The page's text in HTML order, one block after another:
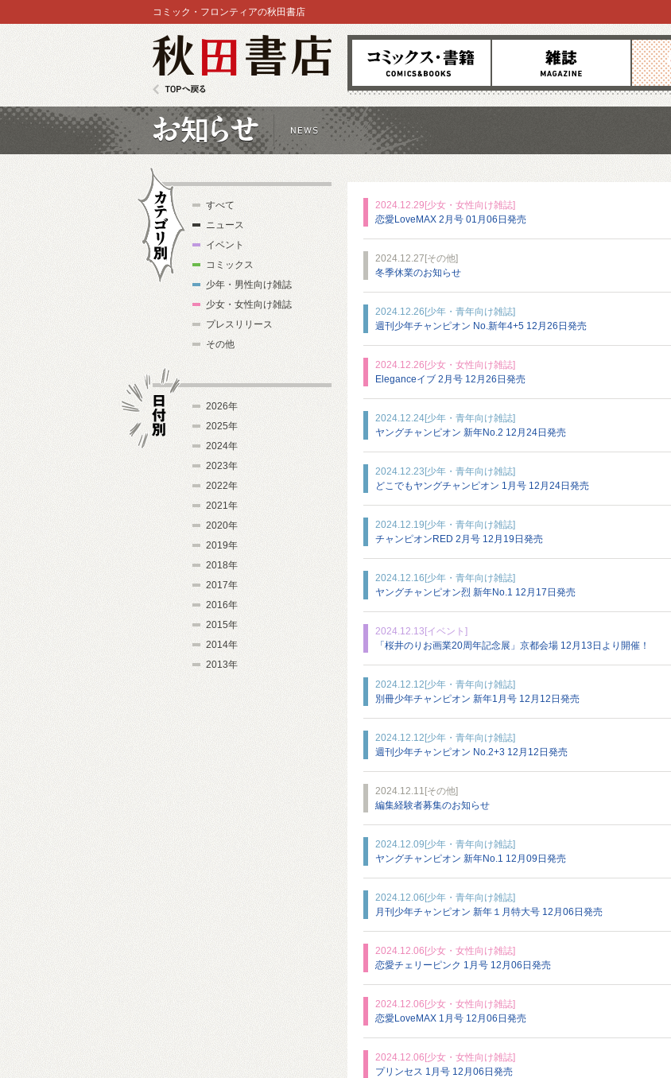
コミックス 雑誌 お知らせ
コミック・フロンティアの秋田書店
2024.12.29 [少女・女性向け雑誌]
恋愛LoveMAX 2月号 01月06日発売
2024.12.27 [その他]
冬季休業のお知らせ
2024.12.26 [少年・青年向け雑誌]
週刊少年チャンピオン No.新年4+5 12月26日発売
2024.12.26 [少女・女性向け雑誌]
Eleganceイブ 2月号 12月26日発売
2024.12.24[少年・青年向け雑誌]
ヤングチャンピオン 新年No.2 12月24日発売
2024.12.23 [少年・青年向け雑誌]
どこでもヤングチャンピオン 1月号 12月24日発売
2024.12.19 [少年・青年向け雑誌]
チャンピオンRED 2月号 12月19日発売
2024.12.16 [少年・青年向け雑誌]
ヤングチャンピオン烈 新年No.1 12月17日発売
2024.12.13 [イベント]
「桜井のりお画業20周年記念展」京都会場 12月13日より開催！
2024.12.12 [少年・青年向け雑誌]
別冊少年チャンピオン 新年1月号 12月12日発売
2024.12.12 [少年・青年向け雑誌]
週刊少年チャンピオン No.2+3 12月12日発売
2024.12.11 [その他]
編集経験者募集のお知らせ
2024.12.09 [少年・青年向け雑誌]
ヤングチャンピオン 新年No.1 12月09日発売
2024.12.06 [少年・青年向け雑誌]
月刊少年チャンピオン 新年１月特大号 12月06日発売
2024.12.06 [少女・女性向け雑誌]
恋愛チェリーピンク 1月号 12月06日発売
2024.12.06 [少女・女性向け雑誌]
恋愛LoveMAX 1月号 12月06日発売
2024.12.06 [少女・女性向け雑誌]
プリンセス 1月号 12月06日発売
すべて
ニュース
イベント
コミックス
少年・男性向け雑誌
少女・女性向け雑誌
プレスリリース
その他
2026年
2025年
2024年
2023年
2022年
2021年
2020年
2019年
2018年
2017年
2016年
2015年
2014年
2013年